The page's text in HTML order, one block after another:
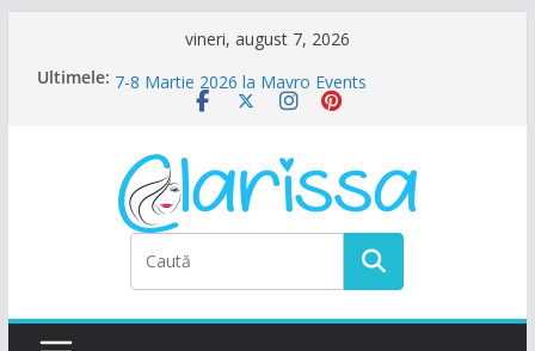
vineri, august 7, 2026
Ultimele: Petrecere de Ziua Femeii la La Nasu
7-8 Martie 2026 la Mavro Events
8 Martie la Zocalo Ballroom
Ziua Femeii se sarbatoreste La Teatru. La
Calinescu!